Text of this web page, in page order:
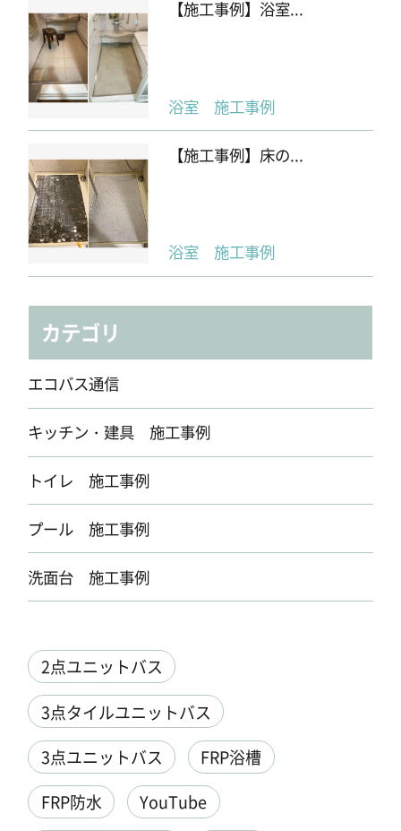
【施工事例】浴室...
浴室 施工事例
【施工事例】床の...
浴室 施工事例
カテゴリ
エコバス通信
キッチン・建具 施工事例
トイレ 施工事例
プール 施工事例
洗面台 施工事例
2点ユニットバス
3点タイルユニットバス
3点ユニットバス
FRP浴槽
FRP防水
YouTube